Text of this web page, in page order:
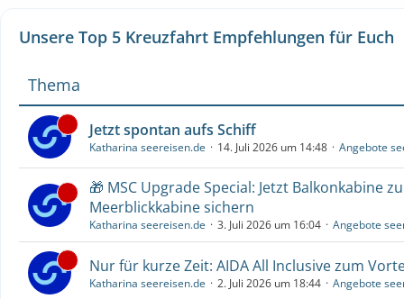
Unsere Top 5 Kreuzfahrt Empfehlungen für Euch
Thema
Jetzt spontan aufs Schiff
Katharina seereisen.de 14. Juli 2026 um 14:48 Angebote
🎁 MSC Upgrade Special: Jetzt Balkonkabine
Meerblickkabine sichern
Katharina seereisen.de 3. Juli 2026 um 16:04 Angebote
Nur für kurze Zeit: AIDA All Inclusive zum
Katharina seereisen.de 2. Juli 2026 um 18:44 Angebote